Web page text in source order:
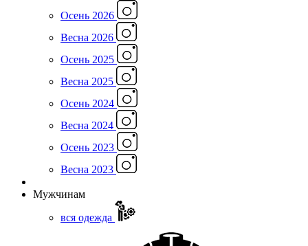
Осень 2026
Весна 2026
Осень 2025
Весна 2025
Осень 2024
Весна 2024
Осень 2023
Весна 2023
Мужчинам
вся одежда